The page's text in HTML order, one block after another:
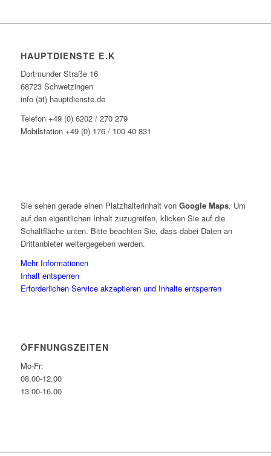
HAUPTDIENSTE E.K
Dortmunder Straße 16
68723 Schwetzingen
info (ät) hauptdienste.de
Telefon +49 (0) 6202 / 270 279
Mobilstation +49 (0) 176 / 100 40 831
Sie sehen gerade einen Platzhalterinhalt von Google Maps. Um
auf den eigentlichen Inhalt zuzugreifen, klicken Sie auf die
Schaltfläche unten. Bitte beachten Sie, dass dabei Daten an
Drittanbieter weitergegeben werden.
Mehr Informationen
Inhalt entsperren
Erforderlichen Service akzeptieren und Inhalte entsperren
ÖFFNUNGSZEITEN
Mo-Fr:
08.00-12.00
13.00-16.00